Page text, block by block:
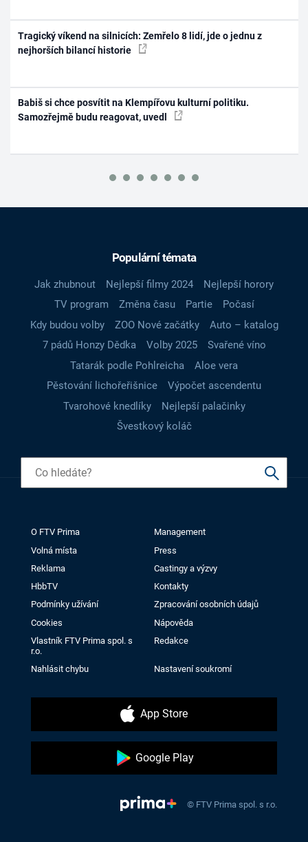
Tragický víkend na silnicích: Zemřelo 8 lidí, jde o jednu z
nejhorších bilancí historie
Babiš si chce posvítit na Klempířovu kulturní politiku.
Samozřejmě budu reagovat, uvedl
Populární témata
Jak zhubnout Nejlepší filmy 2024
Nejlepší horory
TV program
Změna času Partie
Počasí
Kdy budou volby
ZOO Nové začátky
Auto – katalog
7 pádů Honzy Dědka
Volby 2025
Svařené víno
Tatarák podle Pohlreicha
Aloe vera
Pěstování lichořeřišnice
Výpočet ascendentu
Tvarohové knedlíky
Nejlepší palačinky
Švestkový koláč
O FTV Prima
Management
Volná místa
Press
Reklama
Castingy a výzvy
HbbTV
Kontakty
Podmínky užívání
Zpracování osobních údajů
Cookies
Nápověda
Vlastník FTV Prima spol. s
r.o.
Redakce
Nahlásit chybu Nastavení soukromí
App Store
Google Play
© FTV Prima spol. s r.o.